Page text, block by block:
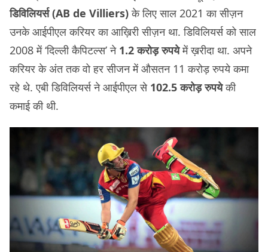
डिविलियर्स (AB de Villiers)के लिए साल 2021 का सीज़न
उनके आईपीएल करियर का आख़िरी सीज़न था. डिविलियर्स को साल
2008 में ‘दिल्ली कैपिटल्स’ ने 1.2 करोड़ रुपयेमें ख़रीदा था. अपने
करियर के अंत तक वो हर सीजन में औसतन 11 करोड़ रुपये कमा
रहे थे. एबी डिविलियर्स ने आईपीएल से102.5 करोड़ रुपयेकी
कमाई की थी.